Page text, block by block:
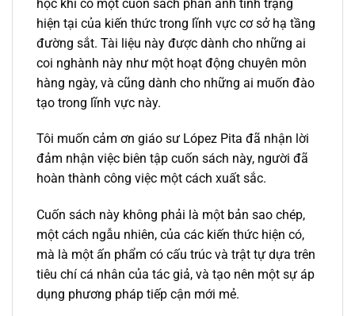
học khi có một cuốn sách phản ánh tình trạng
hiện tại của kiến thức trong lĩnh vực cơ sở hạ tầng
đường sắt. Tài liệu này được dành cho những ai
coi nghành này như một hoạt động chuyên môn
hàng ngày, và cũng dành cho những ai muốn đào
tạo trong lĩnh vực này.
Tôi muốn cảm ơn giáo sư López Pita đã nhận lời
đảm nhận việc biên tập cuốn sách này, người đã
hoàn thành công việc một cách xuất sắc.
Cuốn sách này không phải là một bản sao chép,
một cách ngẫu nhiên, của các kiến thức hiện có,
mà là một ấn phẩm có cấu trúc và trật tự dựa trên
tiêu chí cá nhân của tác giả, và tạo nên một sự áp
dụng phương pháp tiếp cận mới mẻ.